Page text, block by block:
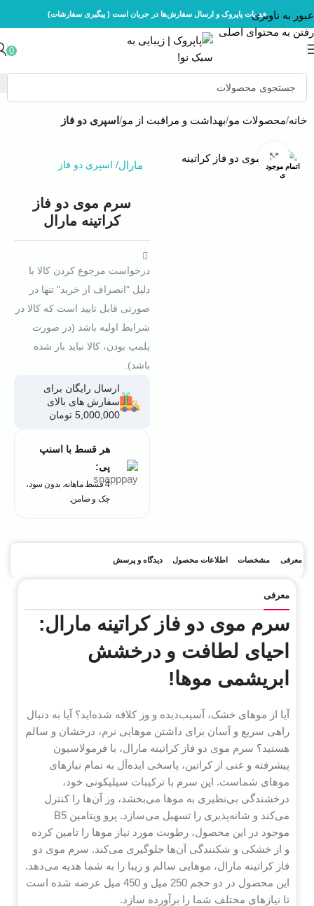
عبور به ناوبری
رفتن به محتوای اصلی
خدمات پاپروک و ارسال سفارش‌ها در جریان است ( پیگیری سفارشات)
0
خانه محصولات مو بهداشت و مراقبت از مو اسپری دو فاز
اتمام موجود
ی
بزرگنمایی تصویر
مارال/ اسپری دو فاز
سرم موی دو فاز
کراتینه مارال
درخواست مرجوع کردن کالا با
دلیل "انصراف از خرید" تنها در
صورتی قابل تایید است که کالا در
شرایط اولیه باشد (در صورت
پلمپ بودن، کالا نباید باز شده
باشد).
ارسال رایگان برای
سفارش های بالای
5,000,000 تومان
هر قسط با اسنپ
پی:
4 قسط ماهانه. بدون سود،
چک و ضامن.
معرفی مشخصات اطلاعات محصول دیدگاه و پرسش
معرفی
سرم موی دو فاز کراتینه مارال:
احیای لطافت و درخشش
ابریشمی موها!
آیا از موهای خشک، آسیب‌دیده و وز کلافه شده‌اید؟ آیا به دنبال
راهی سریع و آسان برای داشتن موهایی نرم، درخشان و سالم
هستید؟ سرم موی دو فاز کراتینه مارال، با فرمولاسیون
پیشرفته و غنی از کراتین، پاسخی ایده‌آل به تمام نیازهای
موهای شماست. این سرم با ترکیبات سیلیکونی خود،
درخشندگی بی‌نظیری به موها می‌بخشد، وز آن‌ها را کنترل
می‌کند و شانه‌پذیری را تسهیل می‌سازد. پرو ویتامین B5
موجود در این محصول، رطوبت مورد نیاز موها را تامین کرده
و از خشکی و شکنندگی آن‌ها جلوگیری می‌کند. سرم موی دو
فاز کراتینه مارال، موهایی سالم و زیبا را به شما هدیه می‌دهد.
این محصول در دو حجم 250 میل و 450 میل عرضه شده است
تا نیازهای مختلف شما را برآورده سازد.